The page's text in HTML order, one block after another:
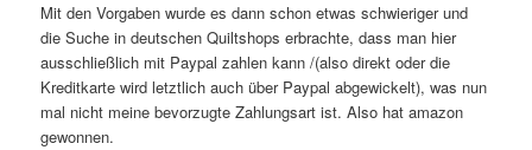
Mit den Vorgaben wurde es dann schon etwas schwieriger und
die Suche in deutschen Quiltshops erbrachte, dass man hier
ausschließlich mit Paypal zahlen kann /(also direkt oder die
Kreditkarte wird letztlich auch über Paypal abgewickelt), was nun
mal nicht meine bevorzugte Zahlungsart ist. Also hat amazon
gewonnen.